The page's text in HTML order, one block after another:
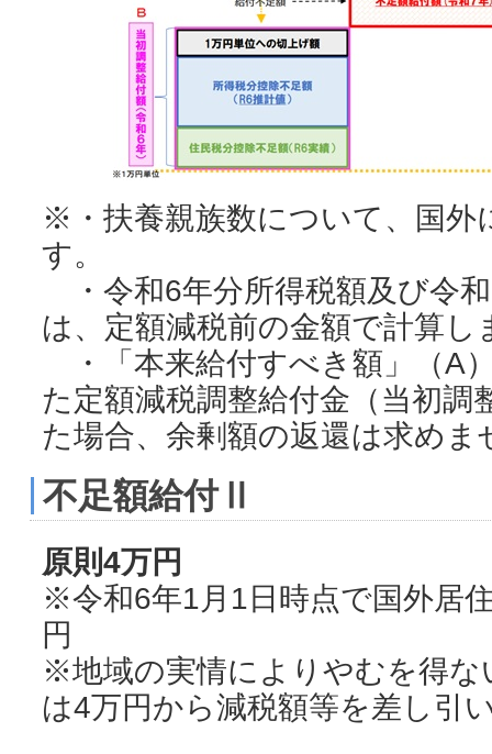
※・扶養親族数について、国外
す。
・令和6年分所得税額及び令
は、定額減税前の金額で計算し
・「本来給付すべき額」（A
た定額減税調整給付金（当初調
た場合、余剰額の返還は求めま
不足額給付Ⅱ
原則4万円
※令和6年1月1日時点で国外居
円
※地域の実情によりやむを得な
は4万円から減税額等を差し引